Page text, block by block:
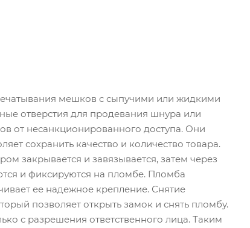
мешков с сыпучими или жидкими
отверстия для продевания шнура или
от несанкционированного доступа. Они
сохранить качество и количество товара.
закрывается и завязывается, затем через
и фиксируются на пломбе. Пломба
ее надежное крепление. Снятие
позволяет открыть замок и снять пломбу.
с разрешения ответственного лица. Таким